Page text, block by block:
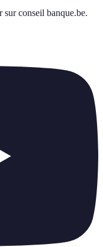
sur conseil banque.be.